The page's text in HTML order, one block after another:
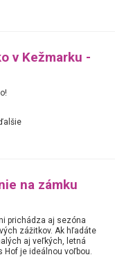
v Kežmarku -
na zámku
prichádza aj sezóna
zážitkov. Ak hľadáte
aj veľkých, letná
je ideálnou voľbou.